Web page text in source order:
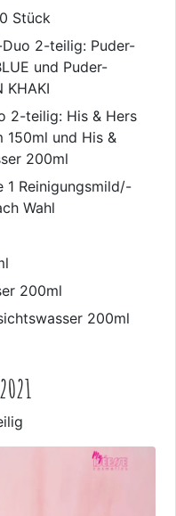
Stück
2-teilig: Puder-
und Puder-
KHAKI
2-teilig: His & Hers
150ml und His &
200ml
1 Reinigungsmild/-
Wahl
200ml
200ml